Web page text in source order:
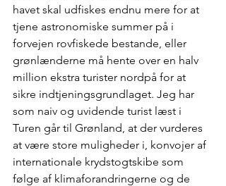
havet skal udfiskes endnu mere for at
tjene astronomiske summer på i
forvejen rovfiskede bestande, eller
grønlænderne må hente over en halv
million ekstra turister nordpå for at
sikre indtjeningsgrundlaget. Jeg har
som naiv og uvidende turist læst i
Turen går til Grønland, at der vurderes
at være store muligheder i, konvojer af
internationale krydstogtskibe som
følge af klimaforandringerne og de